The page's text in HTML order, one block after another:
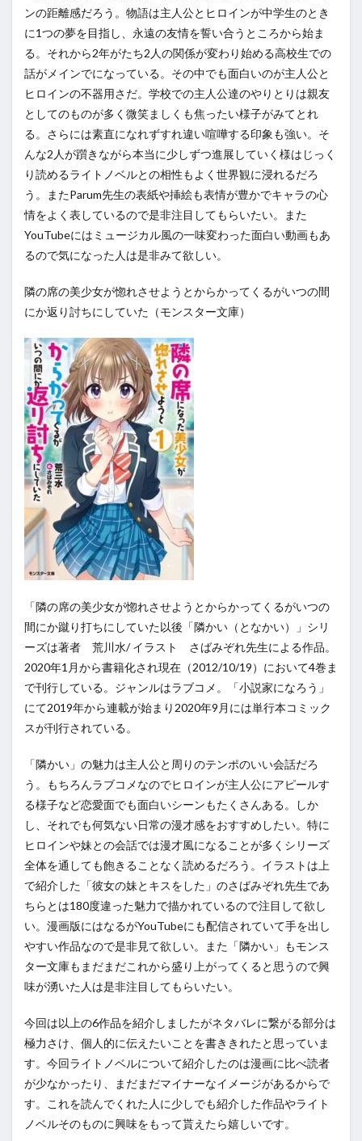
ンの距離感だろう。物語は主人公とヒロインが中学生のとき
に1つの夢を目指し、永遠の友情を誓い合うところから始ま
る。それから2年がたち2人の関係が変わり始める高校生での
話がメインでになっている。その中でも面白いのが主人公と
ヒロインの不器用さだ。学校での主人公達のやりとりは親友
としてのものが多く微笑ましくも焦ったい様子がみてとれ
る。さらには素直になれずすれ違い喧嘩する印象も強い。そ
んな2人が躓きながら本当に少しずつ進展していく様はじっく
り読めるライトノベルとの相性もよく世界観に浸れるだろ
う。またParum先生の表紙や挿絵も表情が豊かでキャラの心
情をよく表しているので是非注目してもらいたい。また
YouTubeにはミュージカル風の一味変わった面白い動画もあ
るので気になった人は是非みて欲しい。
隣の席の美少女が惚れさせようとからかってくるがいつの間
にか返り討ちにしていた（モンスター文庫）
「隣の席の美少女が惚れさせようとからかってくるがいつの
間にか蹴り打ちにしていた以後「隣かい（となかい）」シリ
ーズは著者 荒川水/ イラスト さばみぞれ先生による作品。
2020年1月から書籍化され現在（2012/10/19）において4巻ま
で刊行している。ジャンルはラブコメ。「小説家になろう」
にて2019年から連載が始まり2020年9月には単行本コミック
スが刊行されている。
「隣かい」の魅力は主人公と周りのテンポのいい会話だろ
う。もちろんラブコメなのでヒロインが主人公にアピールす
る様子など恋愛面でも面白いシーンもたくさんある。しか
し、それでも何気ない日常の漫才感をおすすめしたい。特に
ヒロインや妹との会話では漫才風になることが多くシリーズ
全体を通しても飽きることなく読めるだろう。イラストは上
で紹介した「彼女の妹とキスをした」のさばみぞれ先生であ
ちらとは180度違った魅力で描かれているので注目して欲し
い。漫画版にはなるがYouTubeにも配信されていて手を出し
やすい作品なので是非見て欲しい。また「隣かい」もモンス
ター文庫もまだまだこれから盛り上がってくると思うので興
味が湧いた人は是非注目してもらいたい。
今回は以上の6作品を紹介しましたがネタバレに繋がる部分は
極力さけ、個人的に伝えたいことを書ききれたと思っていま
す。今回ライトノベルについて紹介したのは漫画に比べ読者
が少なかったり、まだまだマイナーなイメージがあるからで
す。
これを読んでくれた人に少しでも紹介した作品やライト
ノベルそのものに興味をもって貰えたら嬉しいです。